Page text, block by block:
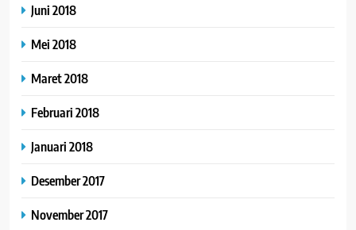
Juni 2018
Mei 2018
Maret 2018
Februari 2018
Januari 2018
Desember 2017
November 2017